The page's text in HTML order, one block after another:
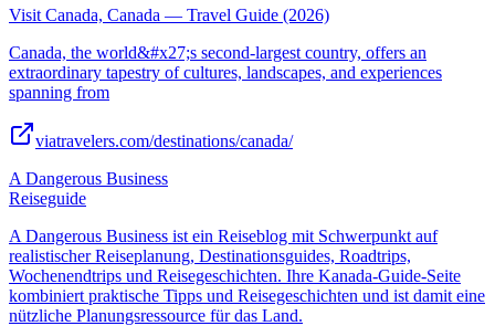
Visit Canada, Canada — Travel Guide (2026)
Canada, the world&#x27;s second-largest country, offers an
extraordinary tapestry of cultures, landscapes, and experiences
spanning from
viatravelers.com/destinations/canada/
A Dangerous Business
Reiseguide
A Dangerous Business ist ein Reiseblog mit Schwerpunkt auf
realistischer Reiseplanung, Destinationsguides, Roadtrips,
Wochenendtrips und Reisegeschichten. Ihre Kanada-Guide-Seite
kombiniert praktische Tipps und Reisegeschichten und ist damit eine
nützliche Planungsressource für das Land.